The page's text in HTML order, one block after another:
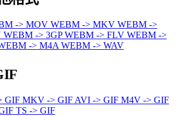
-> MOV WEBM -> MKV WEBM ->
WEBM -> 3GPWEBM -> FLV WEBM ->
-> M4A WEBM -> WAV
GIF MKV -> GIF AVI -> GIF M4V -> GIF
TS -> GIF